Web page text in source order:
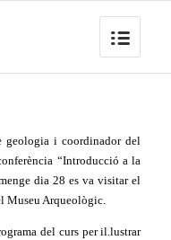
i coordinador del
“Introducció a la
dia 28 es va visitar el
Museu Arqueològic.
del curs per il.lustrar